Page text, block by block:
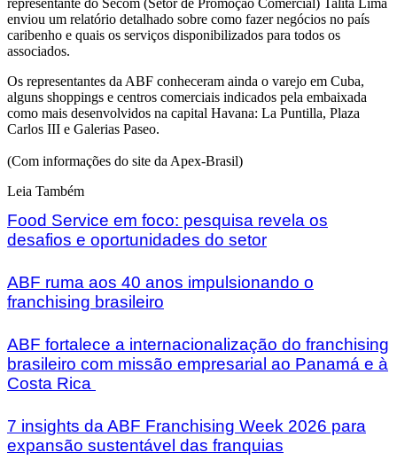
representante do Secom (Setor de Promoção Comercial) Talita Lima
enviou um relatório detalhado sobre como fazer negócios no país
caribenho e quais os serviços disponibilizados para todos os
associados.
Os representantes da ABF conheceram ainda o varejo em Cuba,
alguns shoppings e centros comerciais indicados pela embaixada
como mais desenvolvidos na capital Havana: La Puntilla, Plaza
Carlos III e Galerias Paseo.
(Com informações do site da Apex-Brasil)
Leia Também
Food Service em foco: pesquisa revela os
desafios e oportunidades do setor
ABF ruma aos 40 anos impulsionando o
franchising brasileiro
ABF fortalece a internacionalização do franchising
brasileiro com missão empresarial ao Panamá e à
Costa Rica
7 insights da ABF Franchising Week 2026 para
expansão sustentável das franquias